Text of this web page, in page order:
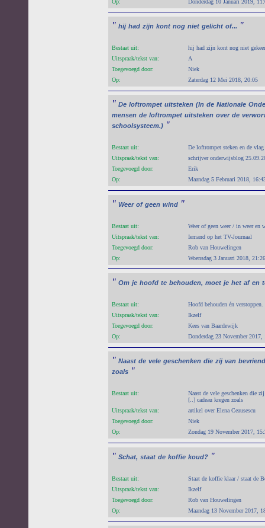
Op:
Donderdag 10 Januari 2019,
" hij had zijn kont nog niet gelicht of... "
Bestaat uit:
hij had zijn kont nog niet
Uitspraak/tekst van:
A
Toegevoegd door:
Niek
Op:
Zaterdag 12 Mei 2018, 20:05
" De loftrompet uitsteken (In de Nationale
mensen de loftrompet uitsteken over de
schoolsysteem.) "
Bestaat uit:
De loftrompet steken en de
Uitspraak/tekst van:
schrijver onderwijsblog
Toegevoegd door:
Erik
Op:
Maandag 5 Februari 2018,
" Weer of geen wind "
Bestaat uit:
Weer of geen weer / in weer en
Uitspraak/tekst van:
Iemand op het TV-Journaal
Toegevoegd door:
Rob van Houwelingen
Op:
Woensdag 3 Januari 2018, 21:26
" Om je hoofd te behouden, moet je het af en
Bestaat uit:
Hoofd behouden én verstoppen.
Uitspraak/tekst van:
Ikzelf
Toegevoegd door:
Kees van Baardewijk
Op:
Donderdag 23 November 2017,
" Naast de vele geschenken die zij van
zoals "
Bestaat uit:
Naast de vele geschenken die
[..] cadeau kregen zoals
Uitspraak/tekst van:
artikel over Elena Ceausescu
Toegevoegd door:
Niek
Op:
Zondag 19 November 2017,
" Schat, staat de koffie koud? "
Bestaat uit:
Staat de koffie klaar / staat de
Uitspraak/tekst van:
Ikzelf
Toegevoegd door:
Rob van Houwelingen
Op:
Maandag 13 November 2017,